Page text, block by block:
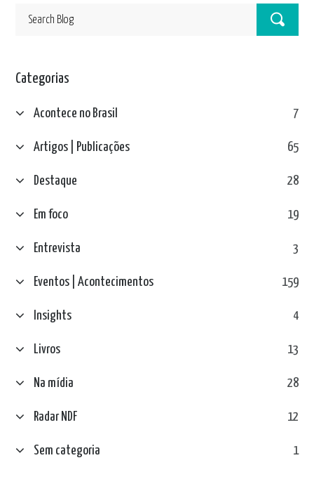
Categorias
Acontece no Brasil 7
Artigos | Publicações 65
Destaque 28
Em foco 19
Entrevista 3
Eventos | Acontecimentos 159
Insights 4
Livros 13
Na mídia 28
Radar NDF 12
Sem categoria 1